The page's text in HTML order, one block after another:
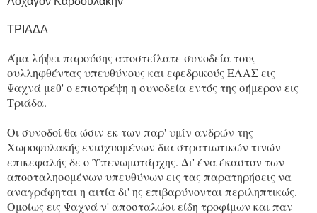
ΤΡΙΑΔΑ
Άμα λήψει παρούσης αποστείλατε συνοδεία τους
συλληφθέντας υπευθύνους και εφεδρικούς ΕΛΑΣ εις
Ψαχνά μεθ' ο επιστρέψη η συνοδεία εντός της σήμερον εις
Τριάδα.
Οι συνοδοί θα ώσιν εκ των παρ' υμίν ανδρών της
Χωροφυλακής ενισχυομένων δια στρατιωτικών τινών
επικεφαλής δε ο Υπενωμοτάρχης. Δι' ένα έκαστον των
αποσταλησομένων υπευθύνων εις τας παρατηρήσεις να
αναγράφηται η αιτία δι' ης επιβαρύνονται περιληπτικώς.
Ομοίως εις Ψαχνά ν' αποσταλώσι είδη τροφίμων και παν